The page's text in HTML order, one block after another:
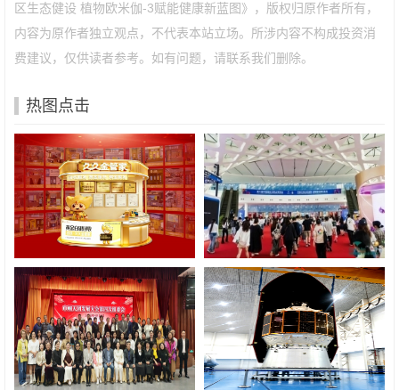
区生态健设 植物欧米伽-3赋能健康新蓝图》，版权归原作者所有，
内容为原作者独立观点，不代表本站立场。所涉内容不构成投资消
费建议，仅供读者参考。如有问题，请联系我们删除。
热图点击